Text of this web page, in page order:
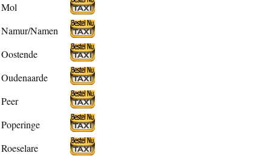
Mol
Namur/Namen
Oostende
Oudenaarde
Peer
Poperinge
Roeselare